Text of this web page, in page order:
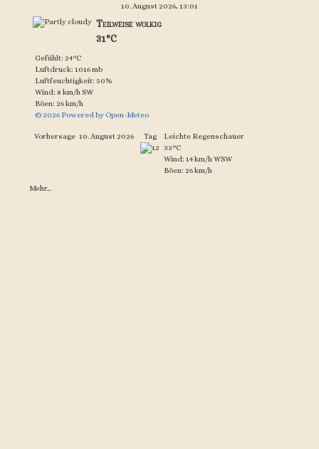
10. August 2026, 13:01
Teilweise wolkig
31°C
Gefühlt: 24°C
Luftdruck: 1016 mb
Luftfeuchtigkeit: 50%
Wind: 8 km/h SW
Böen: 26 km/h
© 2026 Powered by Open-Meteo
Vorhersage 10. August 2026 Tag
Leichte Regenschauer
33°C
Wind: 14 km/h WSW
Böen: 26 km/h
Mehr...